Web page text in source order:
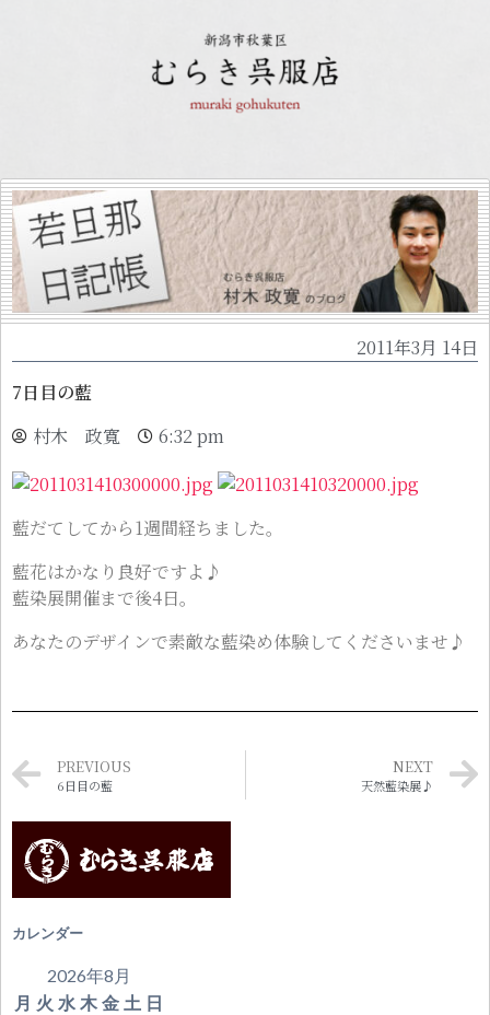
2011年3月 14日
7日目の藍
村木 政寬
6:32 pm
藍だてしてから1週間経ちました。
藍花はかなり良好ですよ♪
藍染展開催まで後4日。
あなたのデザインで素敵な藍染め体験してくださいませ♪
PREVIOUS
6日目の藍
NEXT
天然藍染展♪
カレンダー
2026年8月
月 火 水 木 金 土 日